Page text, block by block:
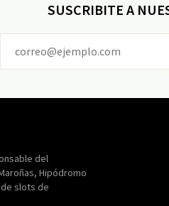
SUSCRIBITE A
del
Hipódromo
de slots de